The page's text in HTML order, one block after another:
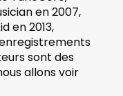
en 2007,
en 2013,
sont des
allons voir